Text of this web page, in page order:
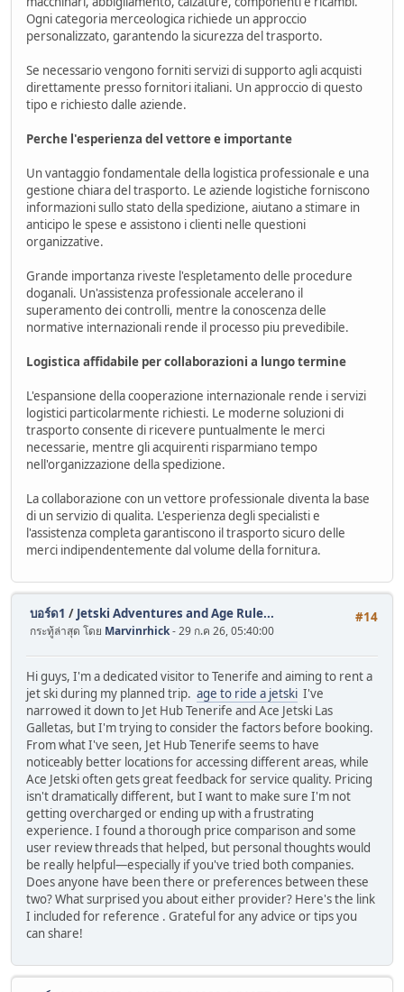
Ogni categoria merceologica richiede un approccio
personalizzato, garantendo la sicurezza del trasporto.
Se necessario vengono forniti servizi di supporto agli acquisti
direttamente presso fornitori italiani. Un approccio di questo
tipo e richiesto dalle aziende.
Perche l'esperienza del vettore e importante
Un vantaggio fondamentale della logistica professionale e una
gestione chiara del trasporto. Le aziende logistiche forniscono
informazioni sullo stato della spedizione, aiutano a stimare in
anticipo le spese e assistono i clienti nelle questioni
organizzative.
Grande importanza riveste l'espletamento delle procedure
doganali. Un'assistenza professionale accelerano il
superamento dei controlli, mentre la conoscenza delle
normative internazionali rende il processo piu prevedibile.
Logistica affidabile per collaborazioni a lungo termine
L'espansione della cooperazione internazionale rende i servizi
logistici particolarmente richiesti. Le moderne soluzioni di
trasporto consente di ricevere puntualmente le merci
necessarie, mentre gli acquirenti risparmiano tempo
nell'organizzazione della spedizione.
La collaborazione con un vettore professionale diventa la base
di un servizio di qualita. L'esperienza degli specialisti e
l'assistenza completa garantiscono il trasporto sicuro delle
merci indipendentemente dal volume della fornitura.
#14
บอร์ด1 / Jetski Adventures and Age Rule...
กระทู้ล่าสุด โดย Marvinrhick- 29 ก.ค 26, 05:40:00
Hi guys, I'm a dedicated visitor to Tenerife and aiming to rent a
jet ski during my planned trip. age to ride a jetski I've
narrowed it down to Jet Hub Tenerife and Ace Jetski Las
Galletas, but I'm trying to consider the factors before booking.
From what I've seen, Jet Hub Tenerife seems to have
noticeably better locations for accessing different areas, while
Ace Jetski often gets great feedback for service quality. Pricing
isn't dramatically different, but I want to make sure I'm not
getting overcharged or ending up with a frustrating
experience. I found a thorough price comparison and some
user review threads that helped, but personal thoughts would
be really helpful—especially if you've tried both companies.
Does anyone have been there or preferences between these
two? What surprised you about either provider? Here's the link
I included for reference . Grateful for any advice or tips you
can share!